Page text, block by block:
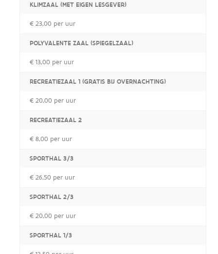
KLIMZAAL (MET EIGEN LESGEVER)
€ 23,00 per uur
POLYVALENTE ZAAL (SPIEGELZAAL)
€ 13,00 per uur
RECREATIEZAAL 1 (GRATIS BIJ OVERNACHTING)
€ 20,00 per uur
RECREATIEZAAL 2
€ 8,00 per uur
SPORTHAL 3/3
€ 26,50 per uur
SPORTHAL 2/3
€ 20,00 per uur
SPORTHAL 1/3